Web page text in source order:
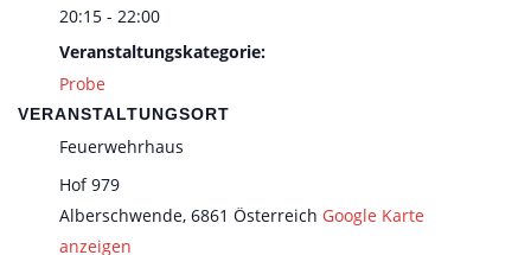
20:15 - 22:00
Veranstaltungskategorie:
Probe
VERANSTALTUNGSORT
Feuerwehrhaus
Hof 979
Alberschwende, 6861 Österreich Google Karte
anzeigen